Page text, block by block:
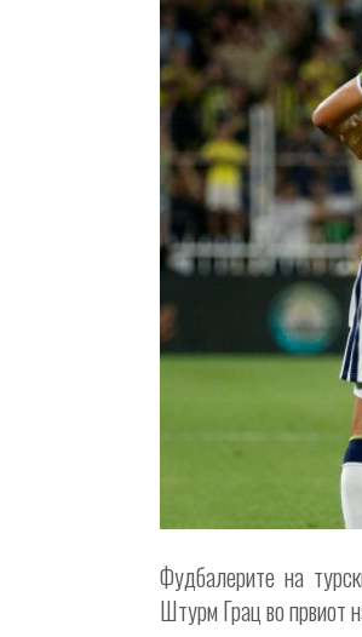
Фудбалерите на
Штурм Грац во првиот